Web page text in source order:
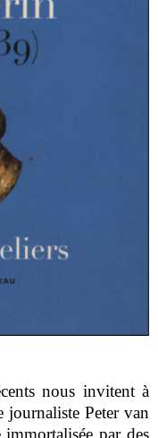
nous invitent à
Peter van